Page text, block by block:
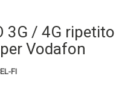
3G / 4G
Vodafon
FI